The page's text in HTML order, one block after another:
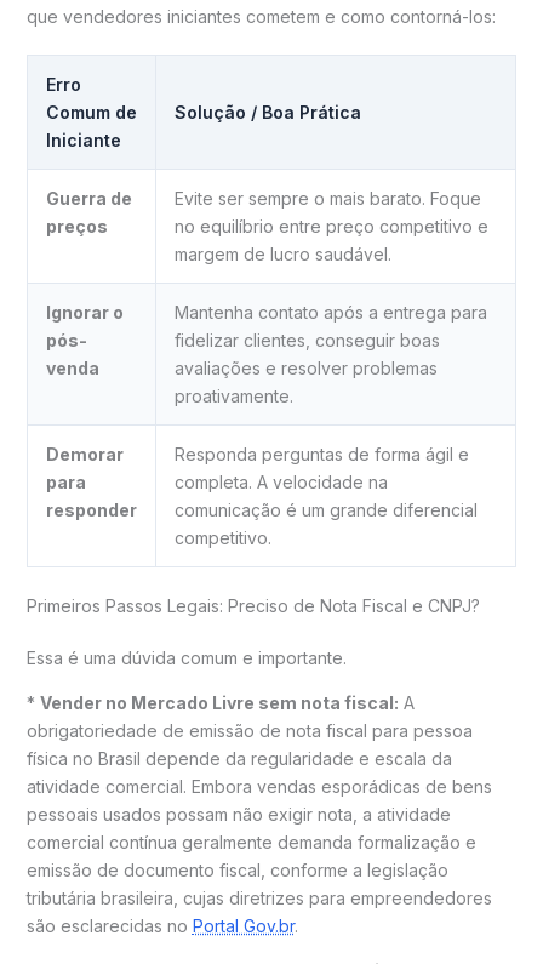
que vendedores iniciantes cometem e como contorná-los:
Erro
Comum de
Iniciante
Solução / Boa Prática
Guerra de
preços
Evite ser sempre o mais barato. Foque
no equilíbrio entre preço competitivo e
margem de lucro saudável.
Ignorar o
pós-
venda
Mantenha contato após a entrega para
fidelizar clientes, conseguir boas
avaliações e resolver problemas
proativamente.
Demorar
para
responder
Responda perguntas de forma ágil e
completa. A velocidade na
comunicação é um grande diferencial
competitivo.
Primeiros Passos Legais: Preciso de Nota Fiscal e CNPJ?
Essa é uma dúvida comum e importante.
* Vender no Mercado Livre sem nota fiscal: A
obrigatoriedade de emissão de nota fiscal para pessoa
física no Brasil depende da regularidade e escala da
atividade comercial. Embora vendas esporádicas de bens
pessoais usados possam não exigir nota, a atividade
comercial contínua geralmente demanda formalização e
emissão de documento fiscal, conforme a legislação
tributária brasileira, cujas diretrizes para empreendedores
são esclarecidas no Portal Gov.br.